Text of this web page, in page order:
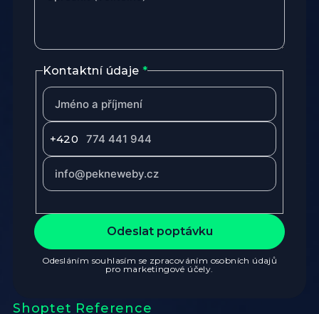
Kontaktní údaje*
+420
Odeslat poptávku
Odesláním souhlasím se zpracováním osobních údajů
pro marketingové účely.
Shoptet Reference